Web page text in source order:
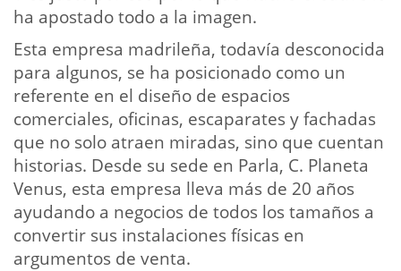
ha apostado todo a la imagen.
Esta empresa madrileña, todavía desconocida
para algunos, se ha posicionado como un
referente en el diseño de espacios
comerciales, oficinas, escaparates y fachadas
que no solo atraen miradas, sino que cuentan
historias. Desde su sede en Parla, C. Planeta
Venus, esta empresa lleva más de 20 años
ayudando a negocios de todos los tamaños a
convertir sus instalaciones físicas en
argumentos de venta.